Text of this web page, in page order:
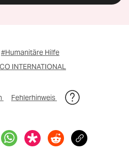
#Humanitäre Hilfe
INTERNATIONAL
Fehlerhinweis